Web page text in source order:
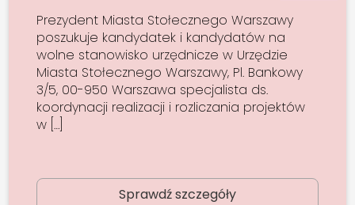
Prezydent Miasta Stołecznego Warszawy
poszukuje kandydatek i kandydatów na
wolne stanowisko urzędnicze w Urzędzie
Miasta Stołecznego Warszawy, Pl. Bankowy
3/5, 00-950 Warszawa specjalista ds.
koordynacji realizacji i rozliczania projektów
w […]
Sprawdź szczegóły